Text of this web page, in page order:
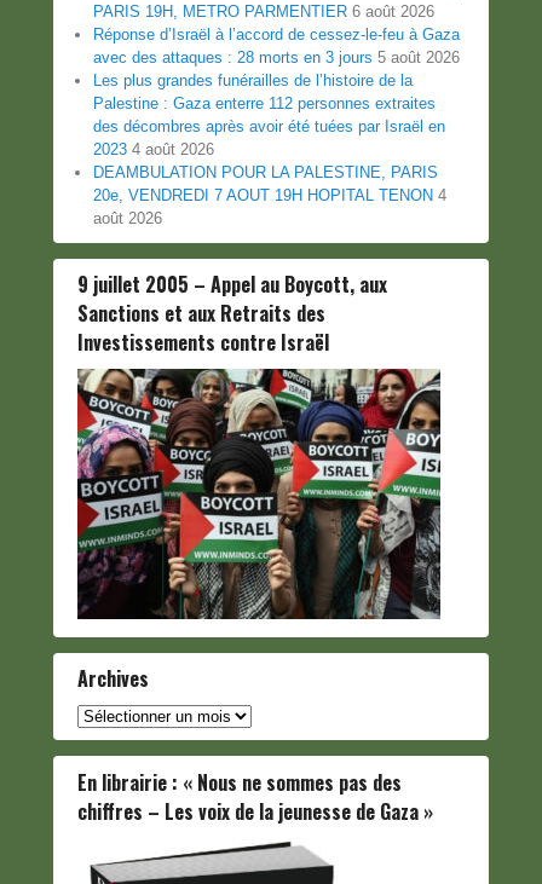
PARIS 19H, METRO PARMENTIER 6 août 2026
Réponse d’Israël à l’accord de cessez-le-feu à Gaza
avec des attaques : 28 morts en 3 jours 5 août 2026
Les plus grandes funérailles de l’histoire de la
Palestine : Gaza enterre 112 personnes extraites
des décombres après avoir été tuées par Israël en
2023 4 août 2026
DEAMBULATION POUR LA PALESTINE, PARIS
20e, VENDREDI 7 AOUT 19H HOPITAL TENON 4
août 2026
9 juillet 2005 – Appel au Boycott, aux
Sanctions et aux Retraits des
Investissements contre Israël
Archives
Archives
En librairie : « Nous ne sommes pas des
chiffres – Les voix de la jeunesse de Gaza »